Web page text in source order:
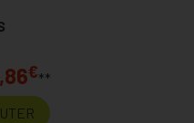
€**